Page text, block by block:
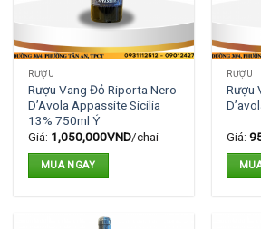
RƯỢU
Rượu Vang Đỏ Riporta Nero
D’Avola Appassite Sicilia
13% 750ml Ý
Giá: 1,050,000VND/chai
MUA NGAY
RƯỢU
Rượu
Giá: